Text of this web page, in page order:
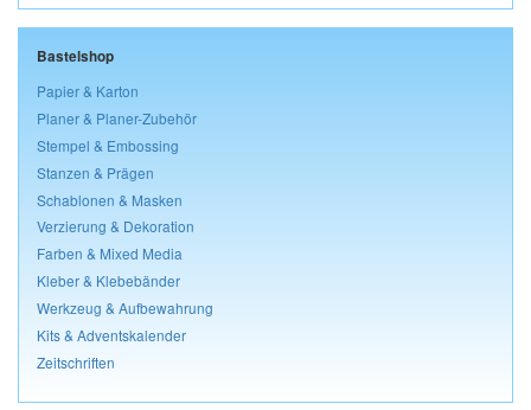
Bastelshop
Papier & Karton
Planer & Planer-Zubehör
Stempel & Embossing
Stanzen & Prägen
Schablonen & Masken
Verzierung & Dekoration
Farben & Mixed Media
Kleber & Klebebänder
Werkzeug & Aufbewahrung
Kits & Adventskalender
Zeitschriften